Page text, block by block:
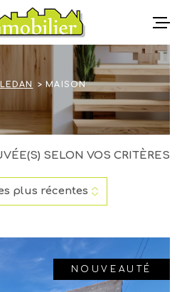
ACCUEIL
NOTRE
CONTACT
MAISON
SELON VOS CRITÈRES
plus récentes
NOUVEAUTÉ